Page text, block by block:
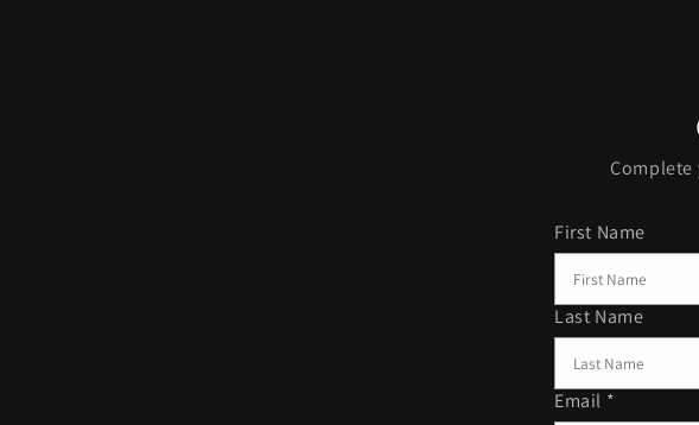
First Name
Last Name
Email *